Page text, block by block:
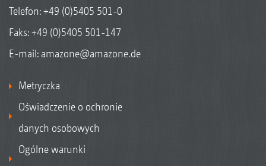
Telefon:+49 (0)5405 501-0
Faks: +49 (0)5405 501-147
E-mail: amazone@amazone.de
Metryczka
Oświadczenie o ochronie
danych osobowych
Ogólne warunki